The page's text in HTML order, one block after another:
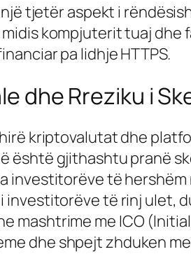
tjetër aspekt i
midis kompjuterit tuaj
pa lidhje HTTPS.
dhe Rreziku i
kriptovalutat dhe
është gjithashtu pranë
investitorëve të
investitorëve të rinj ulet,
mashtrime me ICO
dhe shpejt zhduken